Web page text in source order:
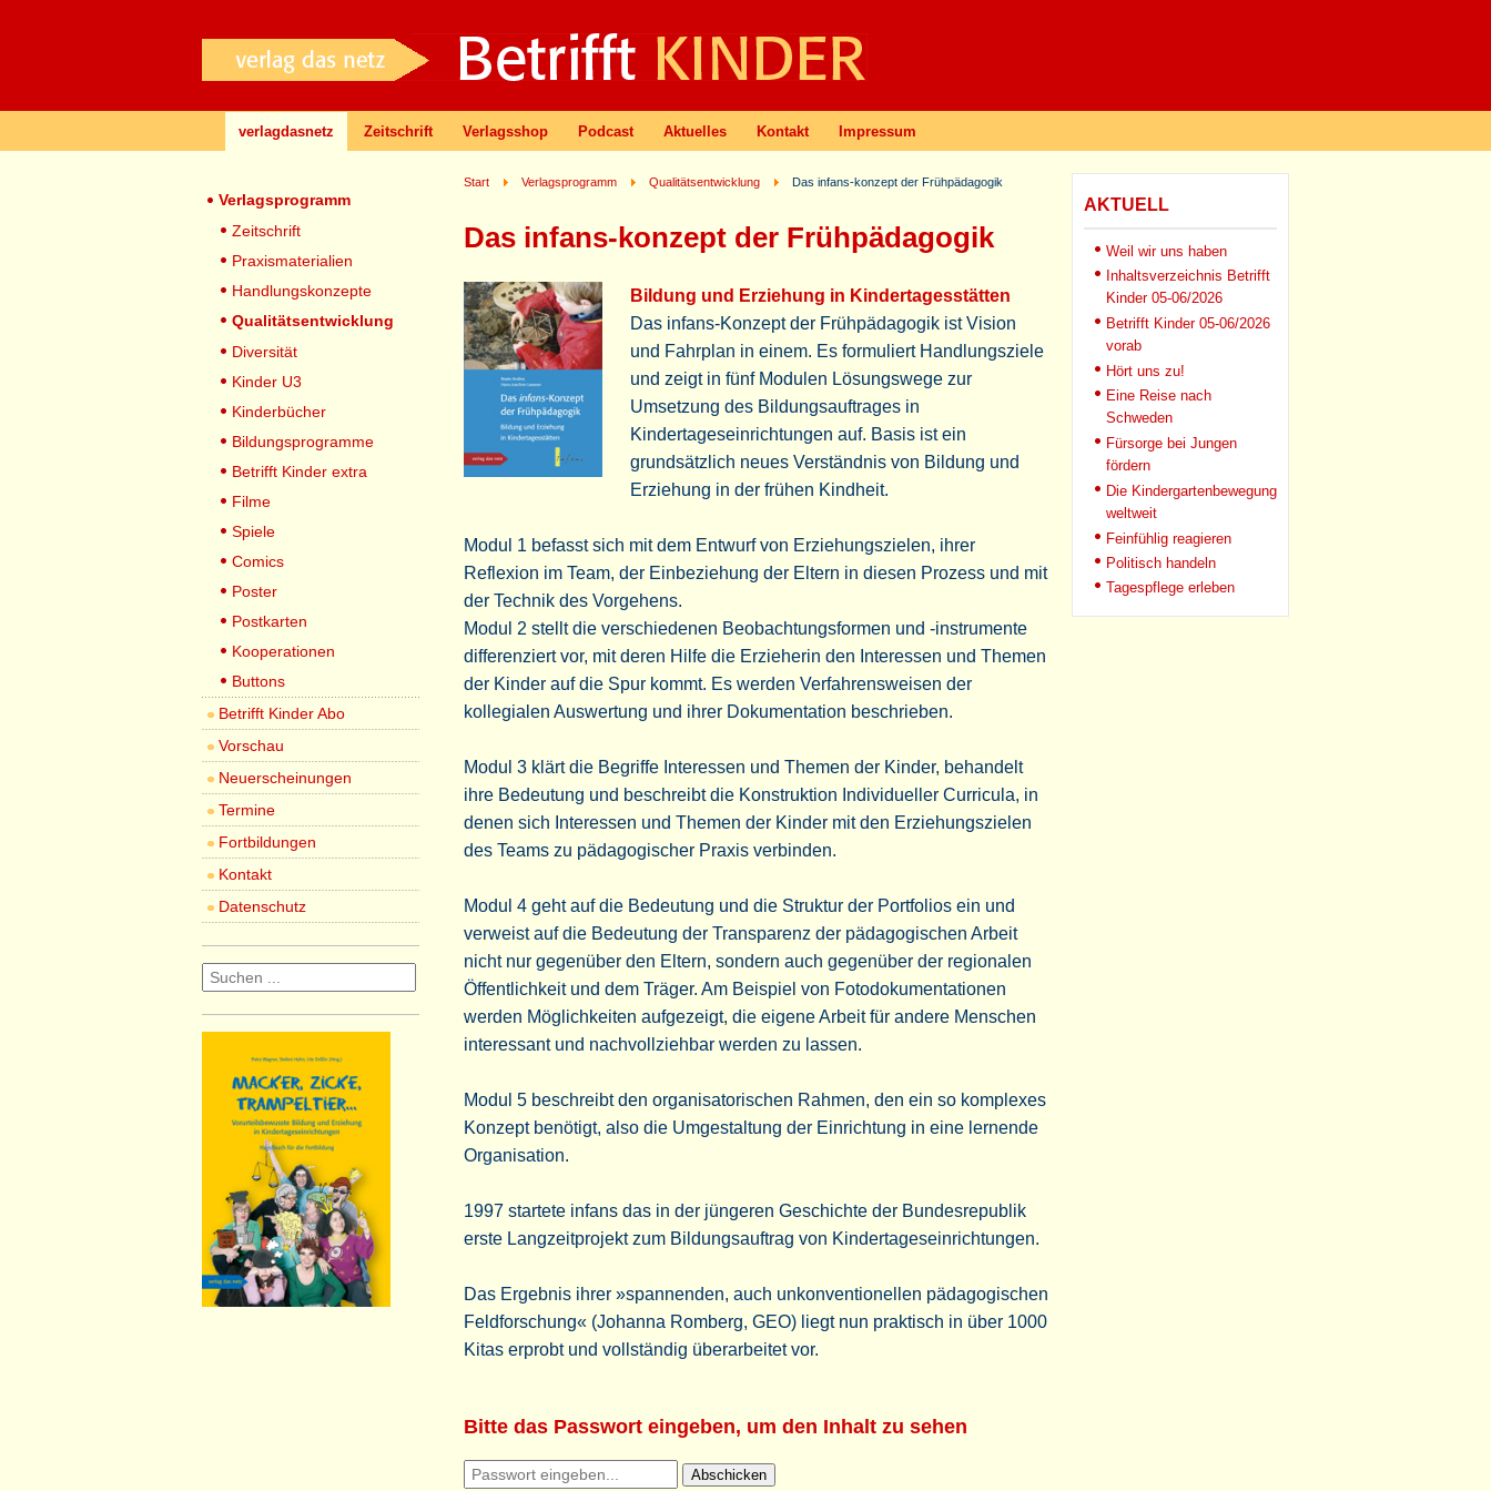
verlagdasnetz Zeitschrift Verlagsshop Podcast Aktuelles Kontakt Impressum
Start Verlagsprogramm Qualitätsentwicklung Das infans-konzept der Frühpädagogik
Das infans-konzept der Frühpädagogik
Bildung und Erziehung in Kindertagesstätten
Das infans-Konzept der Frühpädagogik ist Vision
und Fahrplan in einem. Es formuliert Handlungsziele
und zeigt in fünf Modulen Lösungswege zur
Umsetzung des Bildungsauftrages in
Kindertageseinrichtungen auf. Basis ist ein
grundsätzlich neues Verständnis von Bildung und
Erziehung in der frühen Kindheit.
Modul 1 befasst sich mit dem Entwurf von Erziehungszielen, ihrer
Reflexion im Team, der Einbeziehung der Eltern in diesen Prozess und mit
der Technik des Vorgehens.
Modul 2 stellt die verschiedenen Beobachtungsformen und -instrumente
differenziert vor, mit deren Hilfe die Erzieherin den Interessen und Themen
der Kinder auf die Spur kommt. Es werden Verfahrensweisen der
kollegialen Auswertung und ihrer Dokumentation beschrieben.
Modul 3 klärt die Begriffe Interessen und Themen der Kinder, behandelt
ihre Bedeutung und beschreibt die Konstruktion Individueller Curricula, in
denen sich Interessen und Themen der Kinder mit den Erziehungszielen
des Teams zu pädagogischer Praxis verbinden.
Modul 4 geht auf die Bedeutung und die Struktur der Portfolios ein und
verweist auf die Bedeutung der Transparenz der pädagogischen Arbeit
nicht nur gegenüber den Eltern, sondern auch gegenüber der regionalen
Öffentlichkeit und dem Träger. Am Beispiel von Fotodokumentationen
werden Möglichkeiten aufgezeigt, die eigene Arbeit für andere Menschen
interessant und nachvollziehbar werden zu lassen.
Modul 5 beschreibt den organisatorischen Rahmen, den ein so komplexes
Konzept benötigt, also die Umgestaltung der Einrichtung in eine lernende
Organisation.
1997 startete infans das in der jüngeren Geschichte der Bundesrepublik
erste Langzeitprojekt zum Bildungsauftrag von Kindertageseinrichtungen.
Das Ergebnis ihrer »spannenden, auch unkonventionellen pädagogischen
Feldforschung« (Johanna Romberg, GEO) liegt nun praktisch in über 1000
Kitas erprobt und vollständig überarbeitet vor.
Bitte das Passwort eingeben, um den Inhalt zu sehen
Abschicken
Verlagsprogramm
Zeitschrift
Praxismaterialien
Handlungskonzepte
Qualitätsentwicklung
Diversität
Kinder U3
Kinderbücher
Bildungsprogramme
Betrifft Kinder extra
Filme
Spiele
Comics
Poster
Postkarten
Kooperationen
Buttons
Betrifft Kinder Abo
Vorschau
Neuerscheinungen
Termine
Fortbildungen
Kontakt
Datenschutz
AKTUELL
Weil wir uns haben
Inhaltsverzeichnis Betrifft
Kinder 05-06/2026
Betrifft Kinder 05-06/2026
vorab
Hört uns zu!
Eine Reise nach
Schweden
Fürsorge bei Jungen
fördern
Die Kindergartenbewegung
weltweit
Feinfühlig reagieren
Politisch handeln
Tagespflege erleben